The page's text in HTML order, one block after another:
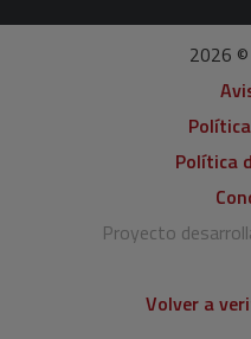
2026 ©
Política
Proyecto
Volver a